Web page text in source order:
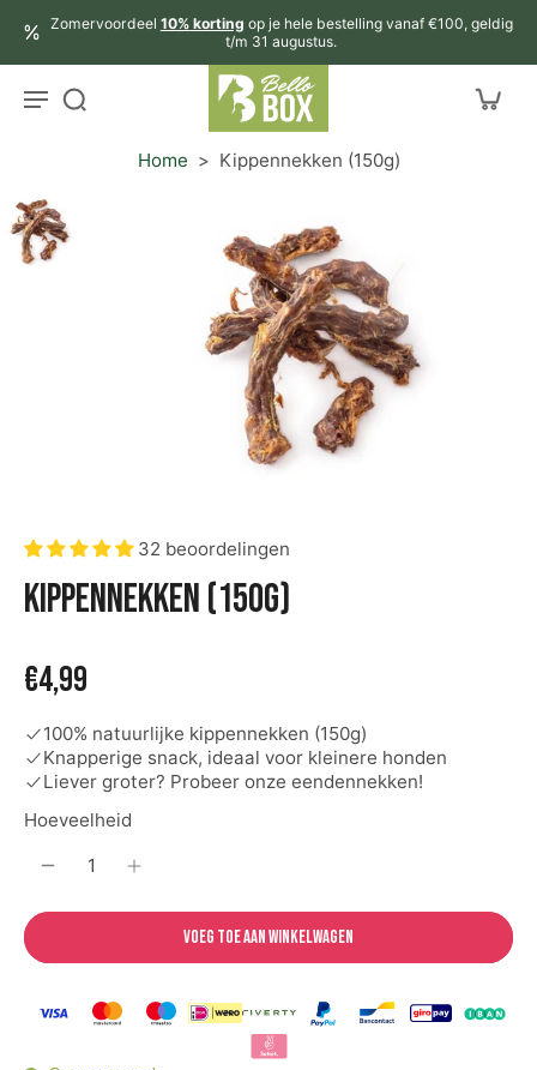
Zomervoordeel 10% korting op je hele bestelling vanaf €100, geldig
t/m 31 augustus.
Home > Kippennekken (150g)
32 beoordelingen
Kippennekken (150g)
€4,99
100% natuurlijke kippennekken (150g)
Knapperige snack, ideaal voor kleinere honden
Liever groter? Probeer onze eendennekken!
Hoeveelheid
Voeg toe aan winkelwagen